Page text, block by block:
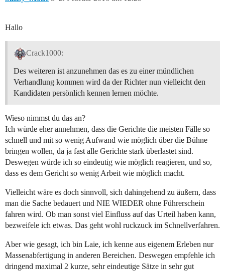
Hallo
Crack1000:
Des weiteren ist anzunehmen das es zu einer mündlichen
Verhandlung kommen wird da der Richter nun vielleicht den
Kandidaten persönlich kennen lernen möchte.
Wieso nimmst du das an?
Ich würde eher annehmen, dass die Gerichte die meisten Fälle so
schnell und mit so wenig Aufwand wie möglich über die Bühne
bringen wollen, da ja fast alle Gerichte stark überlastet sind.
Deswegen würde ich so eindeutig wie möglich reagieren, und so,
dass es dem Gericht so wenig Arbeit wie möglich macht.
Vielleicht wäre es doch sinnvoll, sich dahingehend zu äußern, dass
man die Sache bedauert und NIE WIEDER ohne Führerschein
fahren wird. Ob man sonst viel Einfluss auf das Urteil haben kann,
bezweifele ich etwas. Das geht wohl ruckzuck im Schnellverfahren.
Aber wie gesagt, ich bin Laie, ich kenne aus eigenem Erleben nur
Massenabfertigung in anderen Bereichen. Deswegen empfehle ich
dringend maximal 2 kurze, sehr eindeutige Sätze in sehr gut